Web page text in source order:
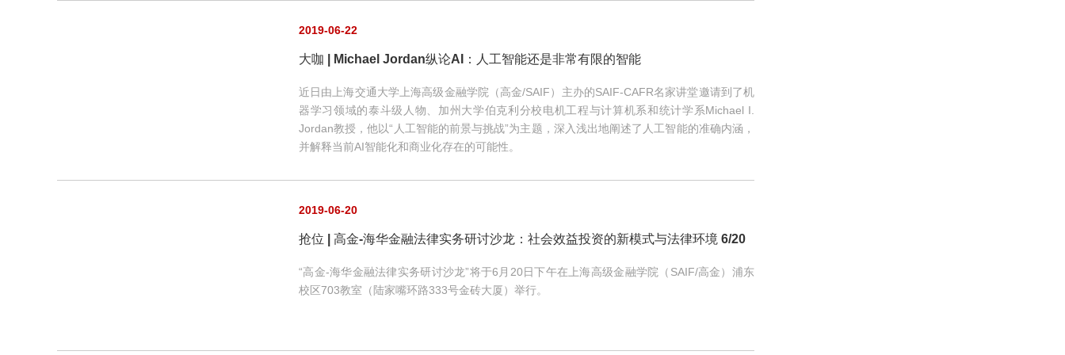
2019-06-22
大咖 | Michael Jordan纵论AI：人工智能还是非常有限的智能
近日由上海交通大学上海高级金融学院（高金/SAIF）主办的SAIF-CAFR名家讲堂邀请到了机
器学习领域的泰斗级人物、加州大学伯克利分校电机工程与计算机系和统计学系Michael I.
Jordan教授，他以“人工智能的前景与挑战”为主题，深入浅出地阐述了人工智能的准确内涵，
并解释当前AI智能化和商业化存在的可能性。
2019-06-20
抢位 | 高金-海华金融法律实务研讨沙龙：社会效益投资的新模式与法律环境 6/20
“高金-海华金融法律实务研讨沙龙”将于6月20日下午在上海高级金融学院（SAIF/高金）浦东
校区703教室（陆家嘴环路333号金砖大厦）举行。